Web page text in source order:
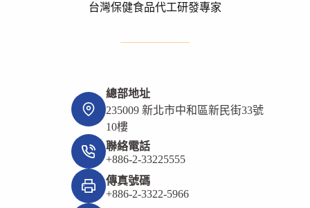
台灣保健食品代工研發專家
總部地址
235009 新北市中和區新民街33號
10樓
聯絡電話
+886-2-33225555
傳真號碼
+886-2-3322-5966